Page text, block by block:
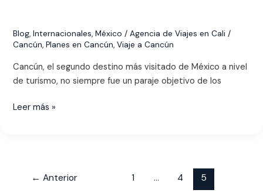
Blog, Internacionales, México / Agencia de Viajes en Cali /
Cancún, Planes en Cancún, Viaje a Cancún
Cancún, el segundo destino más visitado de México a nivel
de turismo, no siempre fue un paraje objetivo de los
Leer más »
← Anterior 1 … 4 5